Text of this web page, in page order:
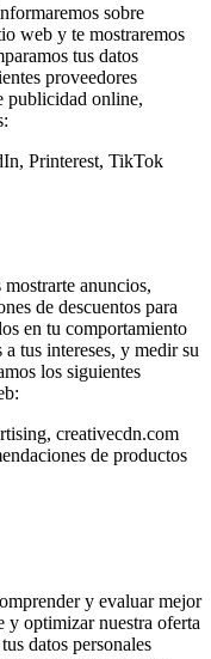
sobre
web y te mostraremos
tus datos
proveedores
publicidad online,
Printerest, TikTok
anuncios,
de descuentos para
en tu comportamiento
tus intereses, y medir su
los siguientes
creativecdn.com
de productos
y evaluar mejor
y optimizar nuestra oferta
datos personales